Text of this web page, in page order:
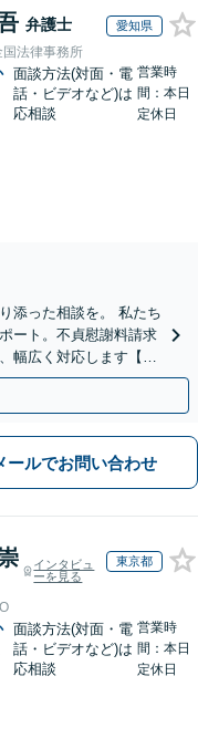
弁護士 愛知県
法律事務所
面談方法(対面・電
話・ビデオなど)は
応相談
営業時
間：本日
定休日
た相談を。 私たち
ート。不貞慰謝料請求
幅広く対応します【夜
】
ールでお問い合わせ
インタビュ
ーを見る
東京都
面談方法(対面・電
話・ビデオなど)は
応相談
営業時
間：本日
定休日